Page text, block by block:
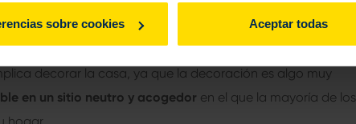
sobre cookies Aceptar todas
elhome stagingno consiste en esconder los defectos de
decorar la casa, ya que la decoración es algo muy
en un sitio neutro y acogedor en el que la mayoría de los